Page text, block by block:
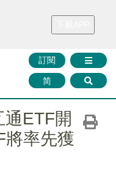
財華證券 媒體矩陣
訂閱
简
通ETF開
將率先獲